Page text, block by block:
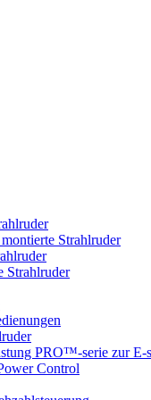
Strahlruder
Strahlruder
PRO™-serie zur E-
Control